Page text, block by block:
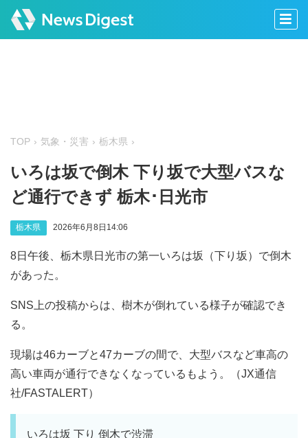
TOP 気象・災害 栃木県
いろは坂で倒木 下り坂で大型バスな
ど通行できず 栃木･日光市
栃木県 2026年6月8日14:06
8日午後、栃木県日光市の第一いろは坂（下り坂）で倒木
があった。
SNS上の投稿からは、樹木が倒れている様子が確認でき
る。
現場は46カーブと47カーブの間で、大型バスなど車高の
高い車両が通行できなくなっているもよう。（JX通信
社/FASTALERT）
いろは坂 下り 倒木で渋滞